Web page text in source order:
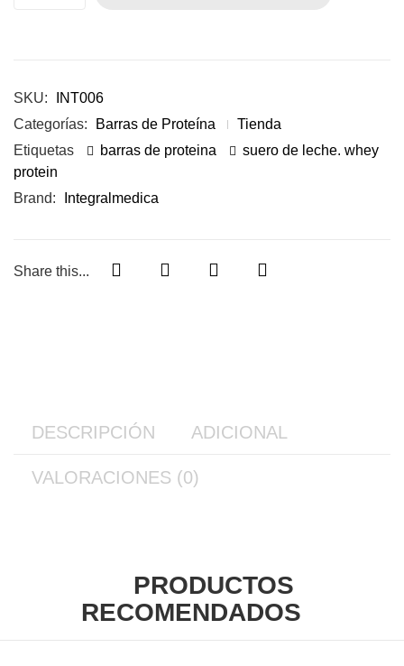
SKU:
INT006
Categorías:
Barras de Proteína
Tienda
Etiquetas
barras de proteina
suero de leche. whey
protein
Brand:
Integralmedica
Share this...
DESCRIPCIÓN ADICIONAL
VALORACIONES (0)
PRODUCTOS
RECOMENDADOS